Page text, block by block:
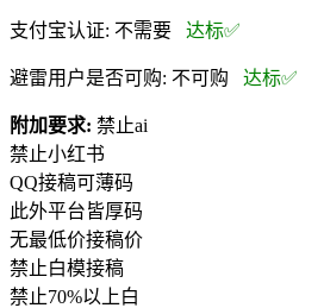
支付宝认证: 不需要 达标✅
避雷用户是否可购: 不可购 达标✅
附加要求: 禁止ai
禁止小红书
QQ接稿可薄码
此外平台皆厚码
无最低价接稿价
禁止白模接稿
禁止70%以上白